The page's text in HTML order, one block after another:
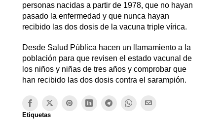
personas nacidas a partir de 1978, que no hayan
pasado la enfermedad y que nunca hayan
recibido las dos dosis de la vacuna triple vírica.
Desde Salud Pública hacen un llamamiento a la
población para que revisen el estado vacunal de
los niños y niñas de tres años y comprobar que
han recibido las dos dosis contra el sarampión.
Etiquetas